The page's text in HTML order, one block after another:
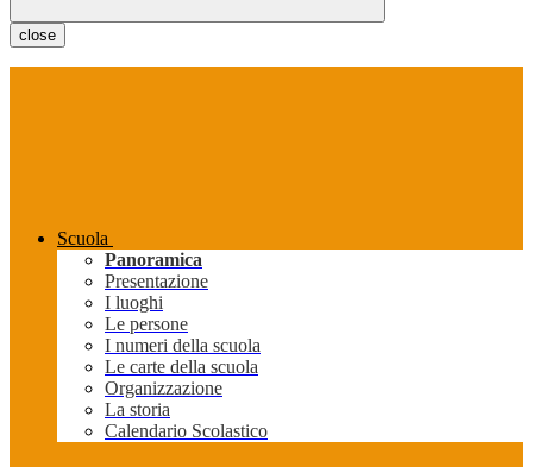
close
Scuola
Panoramica
Presentazione
I luoghi
Le persone
I numeri della scuola
Le carte della scuola
Organizzazione
La storia
Calendario Scolastico